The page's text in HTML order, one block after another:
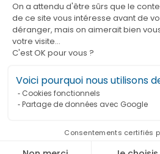
On a attendu d'être sûrs que le
de ce site vous intéresse avant de
déranger, mais on aimerait bien
votre visite...
C'est OK pour vous ?
Voici pourquoi nous utilisons
Cookies fonctionnels
Partage de données avec Google
Consentements certifiés
Marchand approuvé par la
cliquez ici pour vérifier